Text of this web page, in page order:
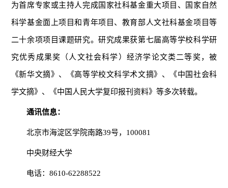
为首席专家或主持人完成国家社科基金重大项目、国家自然
科学基金面上项目和青年项目、教育部人文社科基金项目等
二十余项项目课题研究。研究成果获第七届高等学校科学研
究优秀成果奖（人文社会科学）经济学论文类二等奖，被
《新华文摘》、《高等学校文科学术文摘》、《中国社会科
学文摘》、《中国人民大学复印报刊资料》等多次转载。
通讯信息：
北京市海淀区学院南路39号，100081
中央财经大学
电话：8610-62288522